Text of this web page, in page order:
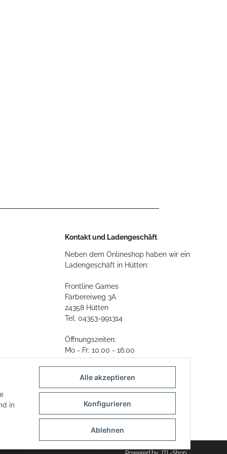
Kontakt und Ladengeschäft
Neben dem Onlineshop haben wir ein
Ladengeschäft in Hütten:
Frontline Games
Färbereiweg 3A
24358 Hütten
Tel: 04353-991314
Öffnungszeiten:
Mo - Fr: 10.00 - 16.00
Oder mit Terminvereinbarung
E-Mail:info@frontlinegames.de
in
Alle akzeptieren
Konfigurieren
Ablehnen